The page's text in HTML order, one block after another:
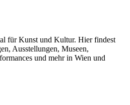
für Kunst und Kultur. Hier findest
Ausstellungen, Museen,
und mehr in Wien und